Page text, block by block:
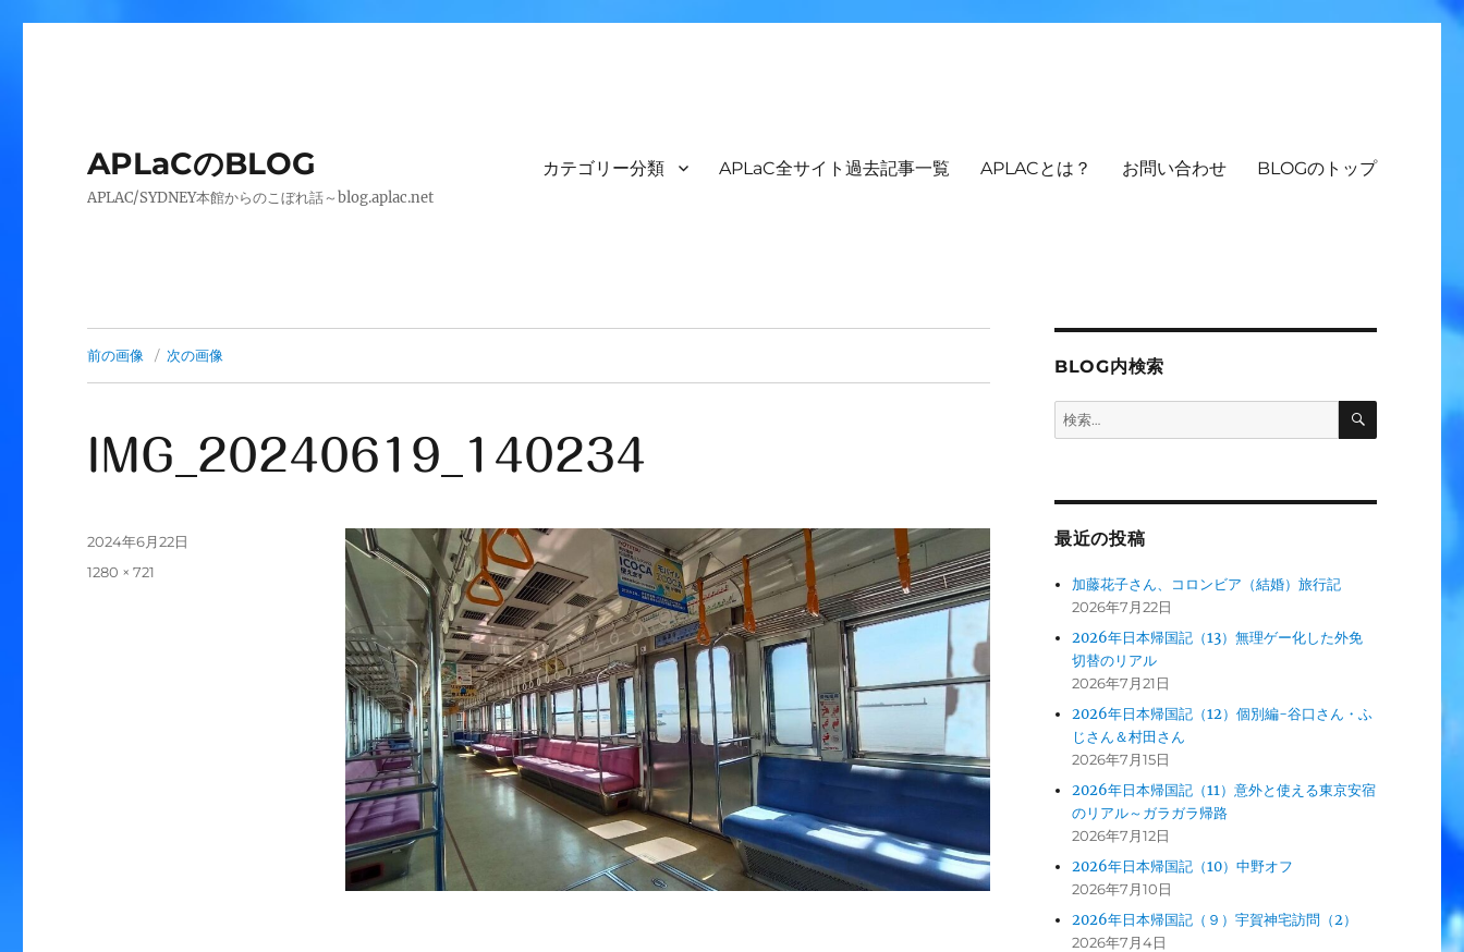
APLaCのBLOG
APLAC/SYDNEY本館からのこぼれ話～blog.aplac.net
カテゴリー分類 APLaC全サイト過去記事一覧 APLACとは？ お問い合わせ BLOGのトップ
前の画像 次の画像
IMG_20240619_140234
投
2024年6月22日
フ
1280 × 721
BLOG内検索
検
索:
検
最近の投稿
加藤花子さん、コロンビア（結婚）旅行記
2026年7月22日
2026年日本帰国記（13）無理ゲー化した外免
切替のリアル
2026年7月21日
2026年日本帰国記（12）個別編-谷口さん・ふ
じさん＆村田さん
2026年7月15日
2026年日本帰国記（11）意外と使える東京安宿
のリアル～ガラガラ帰路
2026年7月12日
2026年日本帰国記（10）中野オフ
2026年7月10日
2026年日本帰国記（９）宇賀神宅訪問（2）
2026年7月4日